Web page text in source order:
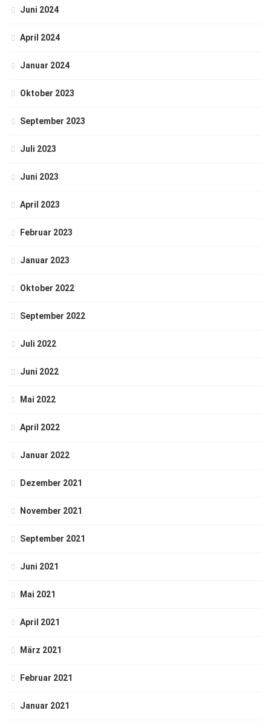
Juni 2024
April 2024
Januar 2024
Oktober 2023
September 2023
Juli 2023
Juni 2023
April 2023
Februar 2023
Januar 2023
Oktober 2022
September 2022
Juli 2022
Juni 2022
Mai 2022
April 2022
Januar 2022
Dezember 2021
November 2021
September 2021
Juni 2021
Mai 2021
April 2021
März 2021
Februar 2021
Januar 2021